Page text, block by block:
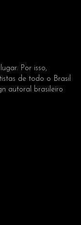
Por isso,
de todo o Brasil
autoral brasileiro